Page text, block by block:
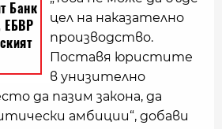
цел на наказателно
производство.
Поставя юристите
в унизително
да пазим закона, да
амбиции“, добави